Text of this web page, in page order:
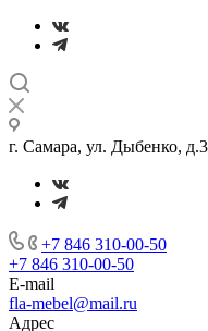
г. Самара, ул. Дыбенко,
+7 846 310-00-50
+7 846 310-00-50
E-mail
fla-mebel@mail.ru
Адрес